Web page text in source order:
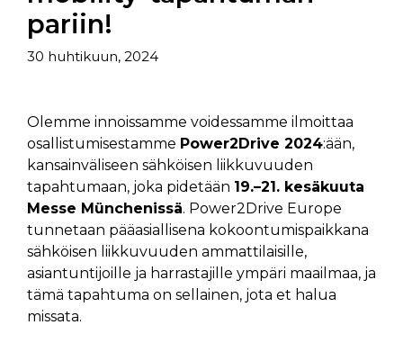
pariin!
30 huhtikuun, 2024
Olemme innoissamme voidessamme ilmoittaa
osallistumisestamme Power2Drive 2024:ään,
kansainväliseen sähköisen liikkuvuuden
tapahtumaan, joka pidetään 19.–21. kesäkuuta
Messe Münchenissä. Power2Drive Europe
tunnetaan pääasiallisena kokoontumispaikkana
sähköisen liikkuvuuden ammattilaisille,
asiantuntijoille ja harrastajille ympäri maailmaa, ja
tämä tapahtuma on sellainen, jota et halua
missata.